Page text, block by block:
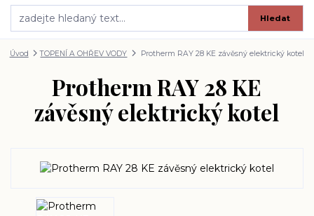
Hledat
Úvod TOPENÍ A OHŘEV VODY Protherm RAY 28 KE závěsný elektrický kotel
Protherm RAY 28 KE
závěsný elektrický kotel